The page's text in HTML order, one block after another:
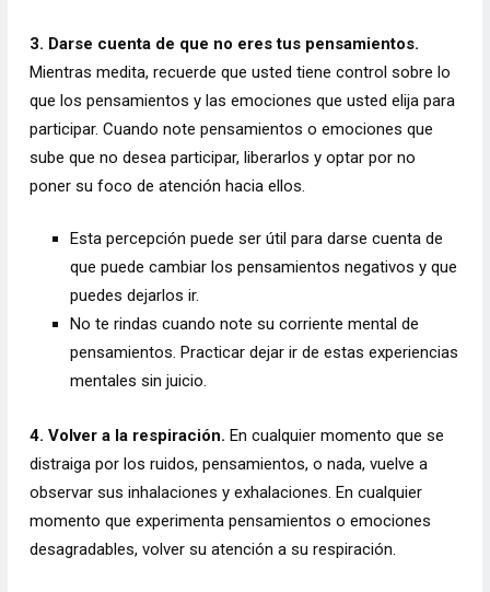
3. Darse cuenta de que no eres tus pensamientos.
Mientras medita, recuerde que usted tiene control sobre lo
que los pensamientos y las emociones que usted elija para
participar. Cuando note pensamientos o emociones que
sube que no desea participar, liberarlos y optar por no
poner su foco de atención hacia ellos.
Esta percepción puede ser útil para darse cuenta de
que puede cambiar los pensamientos negativos y que
puedes dejarlos ir.
No te rindas cuando note su corriente mental de
pensamientos. Practicar dejar ir de estas experiencias
mentales sin juicio.
4. Volver a la respiración. En cualquier momento que se
distraiga por los ruidos, pensamientos, o nada, vuelve a
observar sus inhalaciones y exhalaciones. En cualquier
momento que experimenta pensamientos o emociones
desagradables, volver su atención a su respiración.